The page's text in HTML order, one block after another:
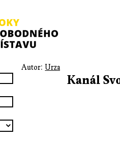
Autor: Urza
Kanál